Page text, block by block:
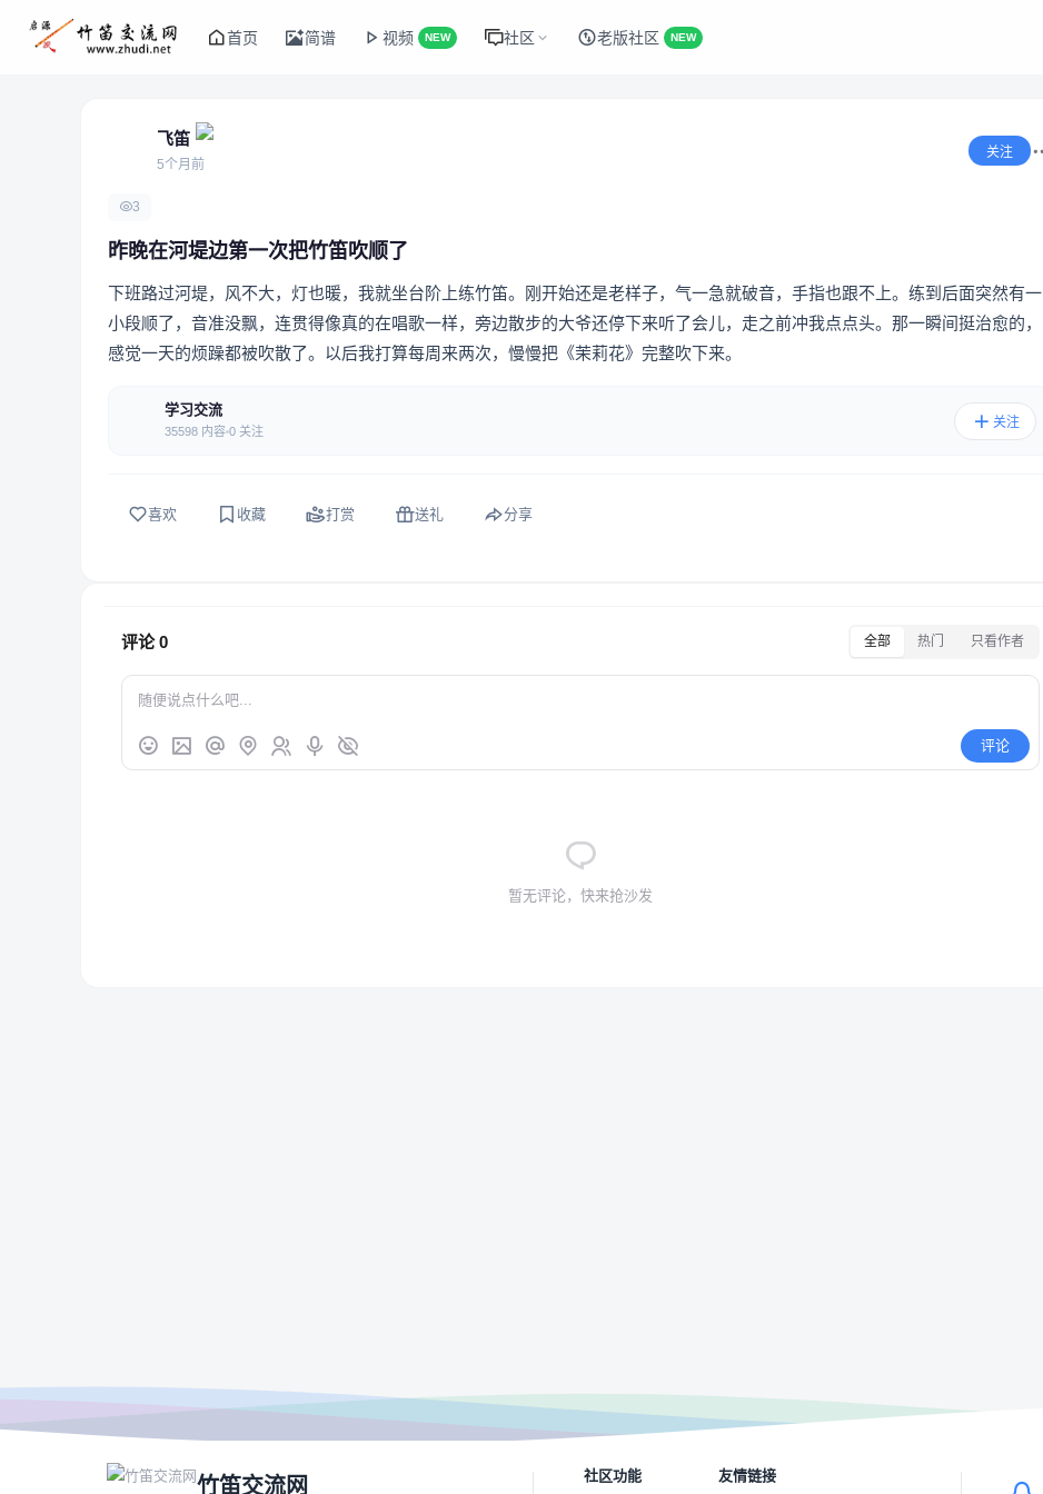
首页 简谱 视频 NEW 社区 老版社区 NEW
飞笛
5个月前
关注
3
昨晚在河堤边第一次把竹笛吹顺了
下班路过河堤，风不大，灯也暖，我就坐台阶上练竹笛。刚开始还是老样子，气一急就破音，手指也跟不上。练到后面突然有一
小段顺了，音准没飘，连贯得像真的在唱歌一样，旁边散步的大爷还停下来听了会儿，走之前冲我点点头。那一瞬间挺治愈的，
感觉一天的烦躁都被吹散了。以后我打算每周来两次，慢慢把《茉莉花》完整吹下来。
学习交流
35598 内容 0 关注
关注
喜欢 收藏 打赏 送礼 分享
评论0 全部 热门 只看作者
评论
暂无评论，快来抢沙发
竹笛交流网 社区功能 友情链接